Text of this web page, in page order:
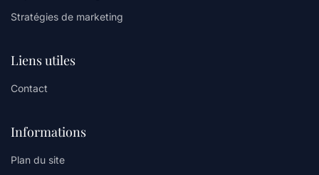
Stratégies de marketing
Liens utiles
Contact
Informations
Plan du site